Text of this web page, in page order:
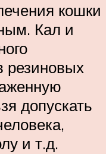
кошки
Кал и
резиновых
допускать
и т.д.